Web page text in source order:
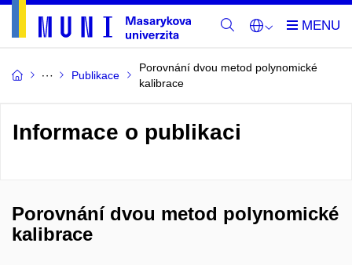
Publikace
Porovnání dvou metod polynomické
kalibrace
Informace o publikaci
Porovnání dvou metod polynomické
kalibrace